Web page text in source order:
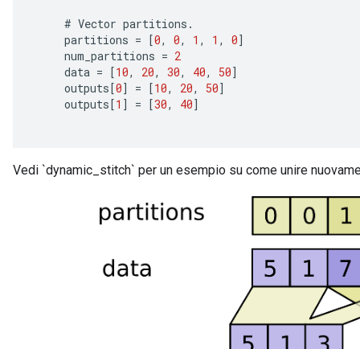
# Vector partitions .
partitions = [0, 0, 1 , 1 , 0]
num_partitions = 2
data = [10, 20, 30, 40, 50]
outputs[0] = [10, 20, 50]
outputs[1 ] = [30, 40]
Vedi `dynamic_stitch` per un esempio su come unire